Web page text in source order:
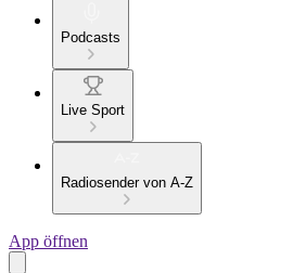
Podcasts
Live Sport
Radiosender von A-Z
App öffnen